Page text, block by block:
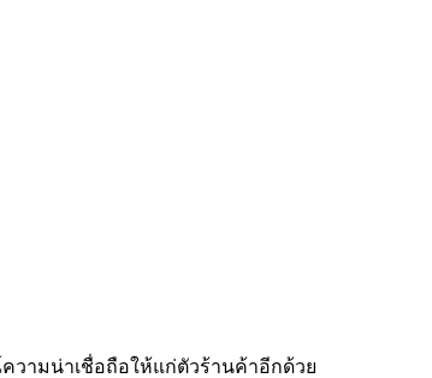
วามน่าเชื่อถือให้แก่ตัวร้านค้าอีกด้วย